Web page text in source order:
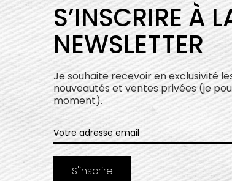
S’INSCRIRE À
NEWSLETTER
Je souhaite recevoir en exclusivité
nouveautés et ventes privées (je
moment).